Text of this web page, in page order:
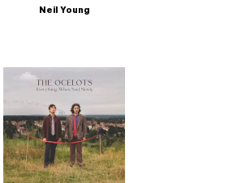
Neil Young